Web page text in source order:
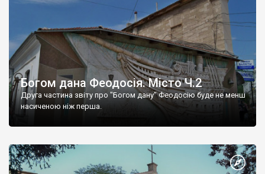
Богом дана Феодосія. Місто Ч.2
Друга частина звіту про "Богом дану" Феодосію буде не менш
насиченою ніж перша.